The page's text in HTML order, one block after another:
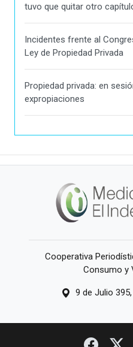
tuvo que quitar otro
Incidentes frente al
Ley de Propiedad Privada
Propiedad privada: en
expropiaciones
Cooperativa
Consumo y
9 de Julio